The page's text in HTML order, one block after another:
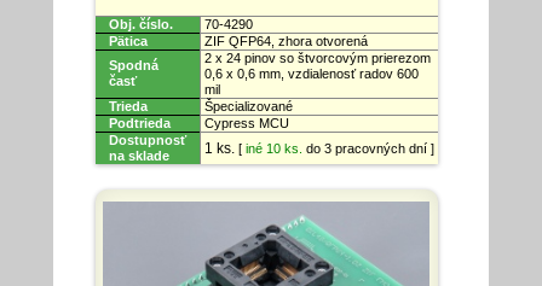
Obj. číslo.
70-4290
Pätica
ZIF QFP64, zhora otvorená
Spodná
časť
2 x 24 pinov so štvorcovým prierezom
0,6 x 0,6 mm, vzdialenosť radov 600
mil
Trieda
Špecializované
Podtrieda
Cypress MCU
Dostupnosť
na sklade
1 ks. [ iné 10 ks. do 3 pracovných dní ]